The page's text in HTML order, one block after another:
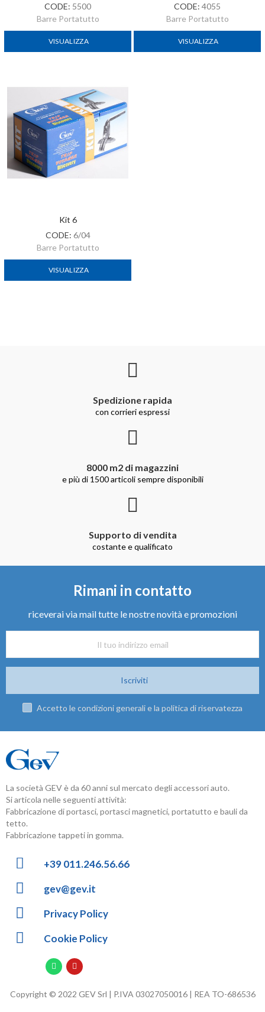
CODE: 5500
Barre Portatutto
VISUALIZZA
CODE: 4055
Barre Portatutto
VISUALIZZA
Kit 6
CODE: 6/04
Barre Portatutto
VISUALIZZA
Spedizione rapida
con corrieri espressi
8000 m2 di magazzini
e più di 1500 articoli sempre disponibili
Supporto di vendita
costante e qualificato
Rimani in contatto
riceverai via mail tutte le nostre novità e promozioni
Iscriviti
Accetto le condizioni generali e la politica di riservatezza
La società GEV è da 60 anni sul mercato degli accessori auto.
Si articola nelle seguenti attività:
Fabbricazione di portasci, portasci magnetici, portatutto e bauli da
tetto.
Fabbricazione tappeti in gomma.
+39 011.246.56.66
gev@gev.it
Privacy Policy
Cookie Policy
Copyright © 2022 GEV Srl | P.IVA 03027050016 | REA TO-686536